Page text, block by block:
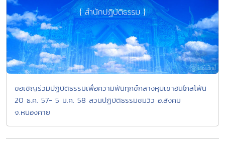
ขอเชิญร่วมปฏิบัติธรรมเพื่อความพ้นทุกข์กลางหุบเขาอันไกลโพ้น
20 ธ.ค. 57- 5 ม.ค. 58 สวนปฏิบัติธรรมชมวิว อ.สังคม
จ.หนองคาย